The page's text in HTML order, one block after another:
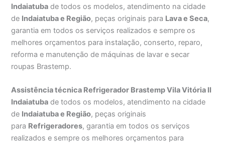
Indaiatuba de todos os modelos, atendimento na cidade
de Indaiatuba e Região, peças originais para Lava e Seca,
garantia em todos os serviços realizados e sempre os
melhores orçamentos para instalação, conserto, reparo,
reforma e manutenção de máquinas de lavar e secar
roupas Brastemp.
Assistência técnica Refrigerador Brastemp Vila Vitória II
Indaiatuba de todos os modelos, atendimento na cidade
de Indaiatuba e Região, peças originais
para Refrigeradores, garantia em todos os serviços
realizados e sempre os melhores orçamentos para